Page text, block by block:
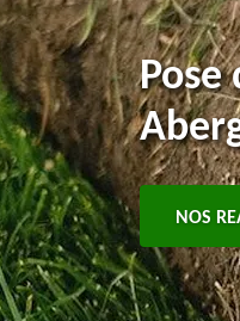
Pose
NOS